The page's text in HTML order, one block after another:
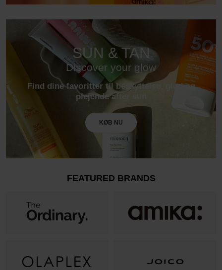
SUN & TAN
Discover your glow
Find dine favoritter til beskyttelse, glød og
plejende after sun
KØB NU
FEATURED BRANDS